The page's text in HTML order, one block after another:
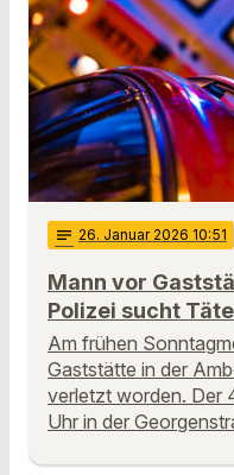
notes 26. Januar 2026 10:51
Mann vor
Polizei sucht
Am frühen
Gaststätte in der
verletzt worden. Der
Uhr in der